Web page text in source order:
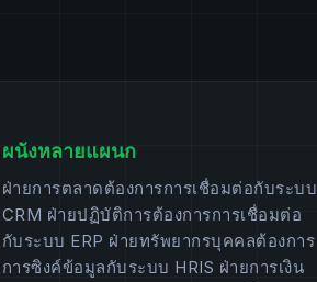
ผนังหลายแผนก
ฝ่ายการตลาดต้องการการเชื่อมต่อกับระบบ
CRM ฝ่ายปฏิบัติการต้องการการเชื่อมต่อ
กับระบบ ERP ฝ่ายทรัพยากรบุคคลต้องการ
การซิงค์ข้อมูลกับระบบ HRIS ฝ่ายการเงิน